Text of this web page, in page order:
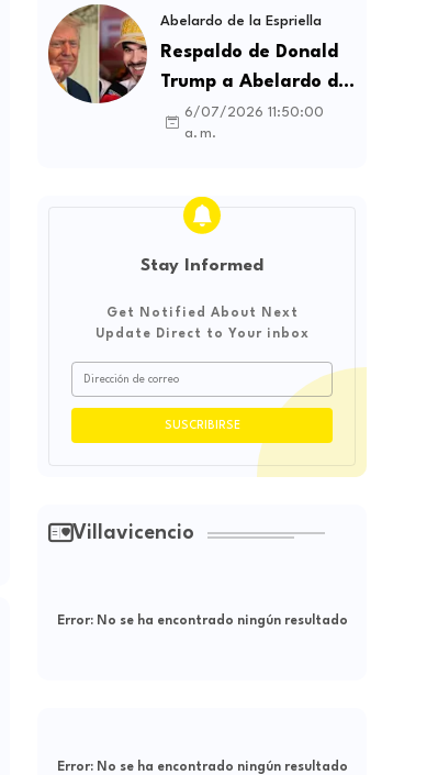
intermediación
laboral ilegal
Abelardo de la Espriella
Respaldo de Donald
Trump a Abelardo de
la Espriella genera
debate sobre
influencia
internacional
6/07/2026 11:50:00
a. m.
Stay Informed
Get Notified About Next
Update Direct to Your inbox
Villavicencio
Error:No se ha encontrado ningún resultado
Error:No se ha encontrado ningún resultado